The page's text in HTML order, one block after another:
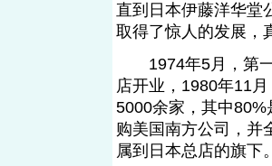
直到日本伊藤洋华堂
取得了惊人的发展，
1974年5月，第一
店开业，1980年11
5000余家，其中
购美国南方公司，并
属到日本总店的旗下